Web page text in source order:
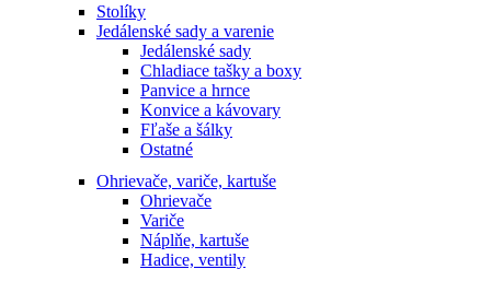
Stolíky
Jedálenské sady a varenie
Jedálenské sady
Chladiace tašky a boxy
Panvice a hrnce
Konvice a kávovary
Fľaše a šálky
Ostatné
Ohrievače, variče, kartuše
Ohrievače
Variče
Náplňe, kartuše
Hadice, ventily